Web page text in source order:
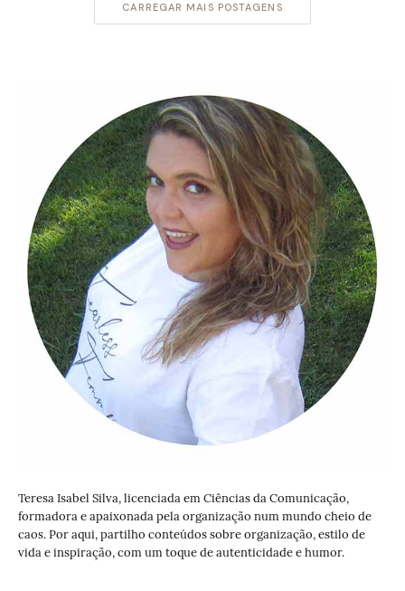
CARREGAR MAIS POSTAGENS
Teresa Isabel Silva, licenciada em Ciências da Comunicação,
formadora e apaixonada pela organização num mundo cheio de
caos. Por aqui, partilho conteúdos sobre organização, estilo de
vida e inspiração, com um toque de autenticidade e humor.